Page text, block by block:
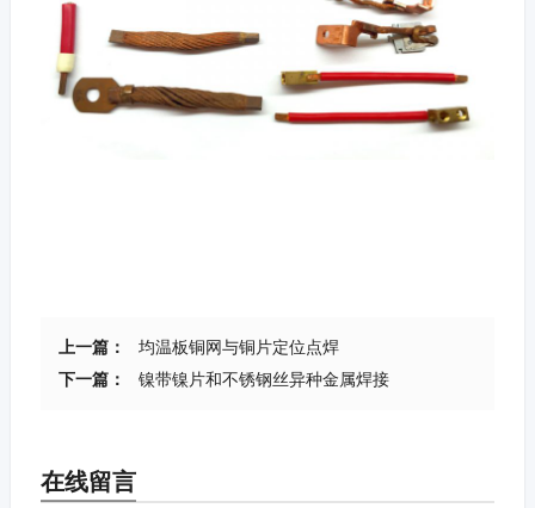
上一篇：
均温板铜网与铜片定位点焊
下一篇：
镍带镍片和不锈钢丝异种金属焊接
在线留言